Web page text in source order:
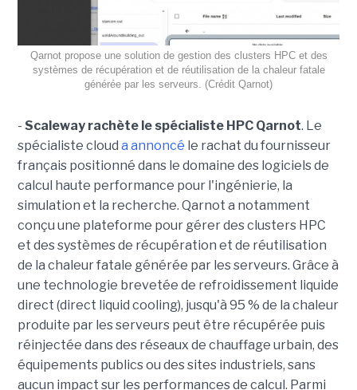
Qarnot propose une solution de gestion des clusters HPC et des
systèmes de récupération et de réutilisation de la chaleur fatale
générée par les serveurs. (Crédit Qarnot)
- Scaleway rachète le spécialiste HPC Qarnot. Le
spécialiste cloud a annoncé le rachat du fournisseur
français positionné dans le domaine des logiciels de
calcul haute performance pour l'ingénierie, la
simulation et la recherche. Qarnot a notamment
conçu une plateforme pour gérer des clusters HPC
et des systèmes de récupération et de réutilisation
de la chaleur fatale générée par les serveurs. Grâce à
une technologie brevetée de refroidissement liquide
direct (direct liquid cooling), jusqu'à 95 % de la chaleur
produite par les serveurs peut être récupérée puis
réinjectée dans des réseaux de chauffage urbain, des
équipements publics ou des sites industriels, sans
aucun impact sur les performances de calcul. Parmi